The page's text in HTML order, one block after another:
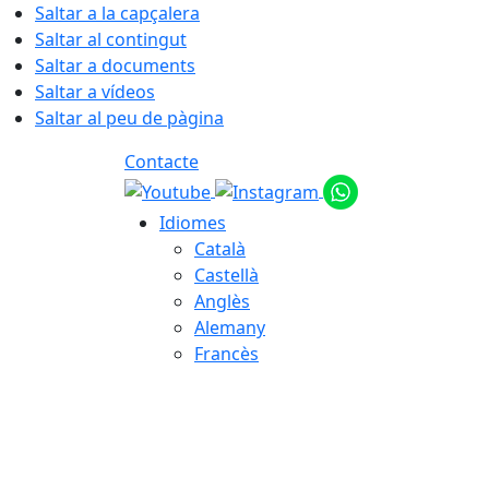
Saltar a la capçalera
Saltar al contingut
Saltar a documents
Saltar a vídeos
Saltar al peu de pàgina
Contacte
Idiomes
Català
Castellà
Anglès
Alemany
Francès